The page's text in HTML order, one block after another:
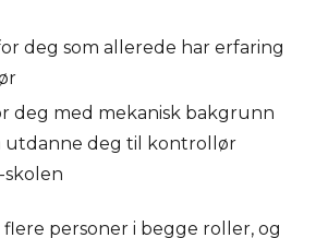
deg som allerede har erfaring
deg med mekanisk bakgrunn
utdanne deg til kontrollør
skolen
personer i begge roller, og